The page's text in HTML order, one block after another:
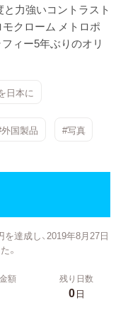
と力強いコントラスト
モクローム メトロポ
フィー5年ぶりのオリ
日本に
国製品 #写真
達成し、2019年8月27日
。
額 残り日数
0日